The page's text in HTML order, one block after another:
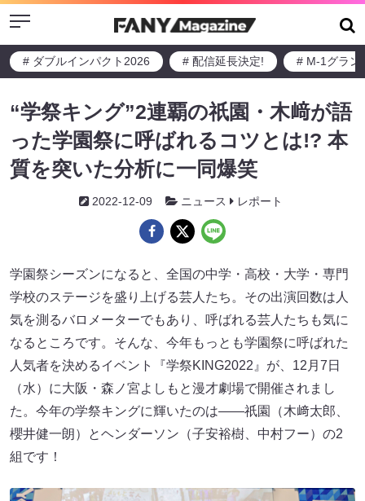
Menu
# ダブルインパクト2026 # 配信延長決定! # M-1グラン
“学祭キング”2連覇の祇園・木﨑が語
った学園祭に呼ばれるコツとは!? 本
質を突いた分析に一同爆笑
2022-12-09 ニュース レポート
学園祭シーズンになると、全国の中学・高校・大学・専門
学校のステージを盛り上げる芸人たち。その出演回数は人
気を測るバロメーターでもあり、呼ばれる芸人たちも気に
なるところです。そんな、今年もっとも学園祭に呼ばれた
人気者を決めるイベント『学祭KING2022』が、12月7日
（水）に大阪・森ノ宮よしもと漫才劇場で開催されまし
た。今年の学祭キングに輝いたのは――祇園（木﨑太郎、
櫻井健一朗）とヘンダーソン（子安裕樹、中村フー）の2
組です！